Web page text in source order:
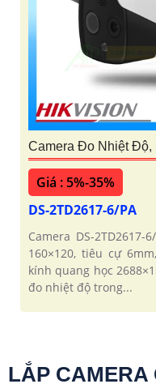
Camera Đo Nhiệt Độ,
Giá : 5%-35%
DS-2TD2617-6/PA
Camera DS-
160×120, tiêu cự
kính quang học
đo nhiệt độ trong...
LẮP CAMERA